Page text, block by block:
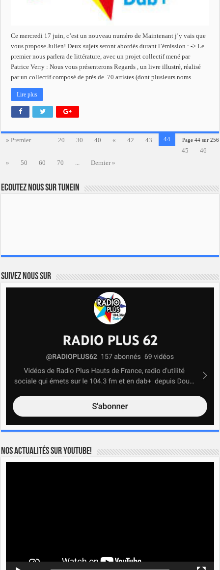
Ce mercredi 17 juin, c’est un nouveau numéro de Maintenant j’y vais que
vous propose Julien! Deux sujets seront abordés durant l’émission : -> Le
premier nous parlera de littérature, avec un projet collectif mené par
Patrice Verry : Nous vous présenterons Regards , un livre illustré, réalisé
par un collectif composé de près de 70 artistes (dont plusieurs noms …
Lire plus
Page 44 sur 256
» Premier ... 20 30 40 « 42 43
44
45
46
»
50 60 70 ... Dernier »
Ecoutez nous sur TuneIn
Suivez nous sur
Nos actualités sur YOUTUBE!